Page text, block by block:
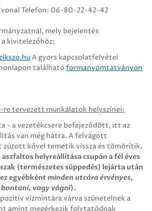
vonal Telefon: 06-80-22-42-42
mely bejelentés
kivitelezőhöz:
A gyors kapcsolatfelvétel
található formanyomtatványon
re tervezett munkálatok helyszínei:
- a vezetékcsere befejeződött, itt az
van még hátra. A felvágott
zúzott kővel temetik vissza és tömörítik,
aszfaltos helyreállítása csupán a fél éves
(természetes süppedés) lejárta után
egyébként minden utcára érvényes,
vagy vágni).
vízmintára várva szünetelnek a
amint megérkezik folytatódnak